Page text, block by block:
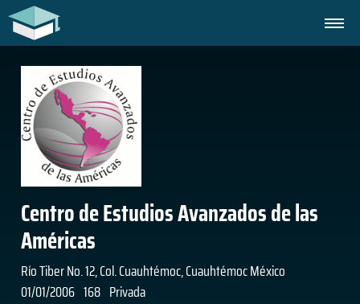
Centro de Estudios Avanzados de las
Américas
Río Tiber No. 12, Col. Cuauhtémoc, Cuauhtémoc México
01/01/2006 168 Privada